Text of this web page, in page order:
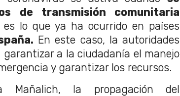
de transmisión comunitaria
es lo que ya ha ocurrido en países
En este caso, la autoridades
a la ciudadanía el manejo
y garantizar los recursos.
Mañalich, la propagación del